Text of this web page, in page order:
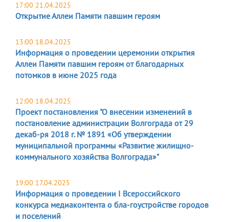
17:00 21.04.2025
Открытие Аллеи Памяти павшим героям
13:00 18.04.2025
Информация о проведении церемонии открытия
Аллеи Памяти павшим героям от благодарных
потомков в июне 2025 года
12:00 18.04.2025
Проект постановления "О внесении изменений в
постановление администрации Волгограда от 29
декаб-ря 2018 г. № 1891 «Об утверждении
муниципальной программы «Развитие жилищно-
коммунального хозяйства Волгограда»"
19:00 17.04.2025
Информация о проведении I Всероссийского
конкурса медиаконтента о бла-гоустройстве городов
и поселений